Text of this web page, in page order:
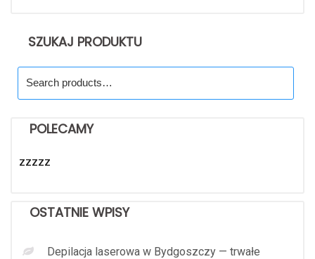
SZUKAJ PRODUKTU
for:
POLECAMY
zzzzz
OSTATNIE WPISY
Depilacja laserowa w Bydgoszczy — trwałe